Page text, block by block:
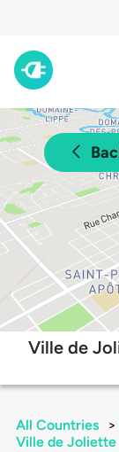
Ville de
All Countries >
Ville de